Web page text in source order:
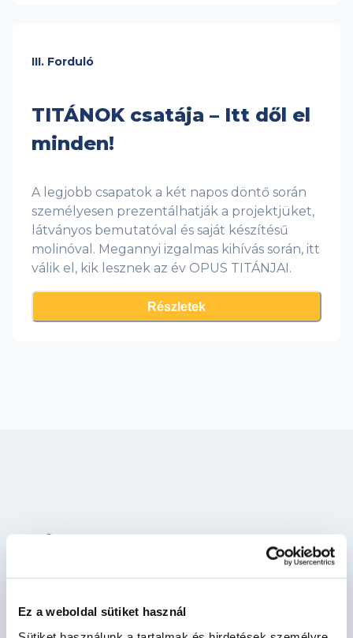
Ez a weboldal sütiket használ
III. Forduló
TITÁNOK csatája – Itt dől el
minden!
A legjobb csapatok a két napos döntő során
személyesen prezentálhatják a projektjüket,
látványos bemutatóval és saját készítésű
molinóval. Megannyi izgalmas kihívás során, itt
válik el, kik lesznek az év OPUS TITÁNJAI.
Részletek
Miért érdemes
elindulnotok?